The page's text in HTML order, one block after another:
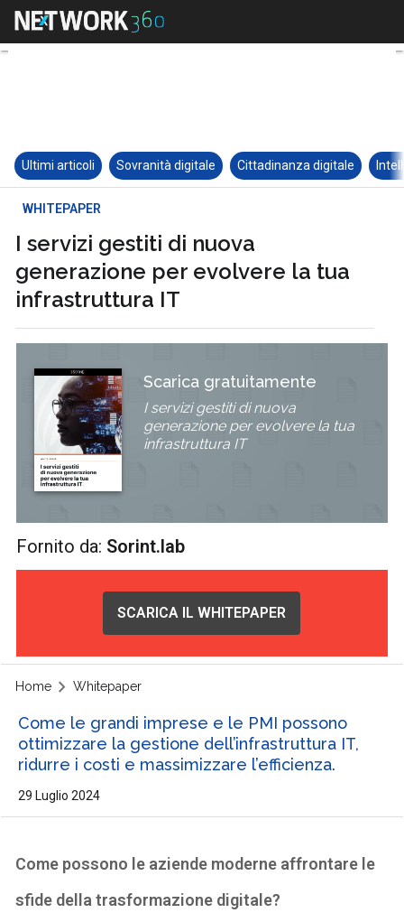
Ultimi articoli Sovranità digitale Cittadinanza digitale
WHITEPAPER
I servizi gestiti di nuova
generazione per evolvere la tua
infrastruttura IT
Scarica gratuitamente
I servizi gestiti di nuova
generazione per evolvere la tua
infrastruttura IT
Fornito da: Sorint.lab
SCARICA IL WHITEPAPER
Home Whitepaper
Come le grandi imprese e le PMI possono
ottimizzare la gestione dell’infrastruttura IT,
ridurre i costi e massimizzare l’efficienza.
29 Luglio 2024
Come possono le aziende moderne affrontare le
sfide della trasformazione digitale?